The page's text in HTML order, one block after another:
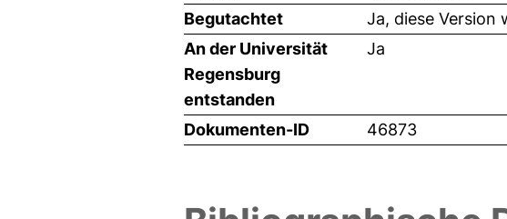
Begutachtet
Ja, diese Version
An der Universität
Regensburg
entstanden
Ja
Dokumenten-ID 46873